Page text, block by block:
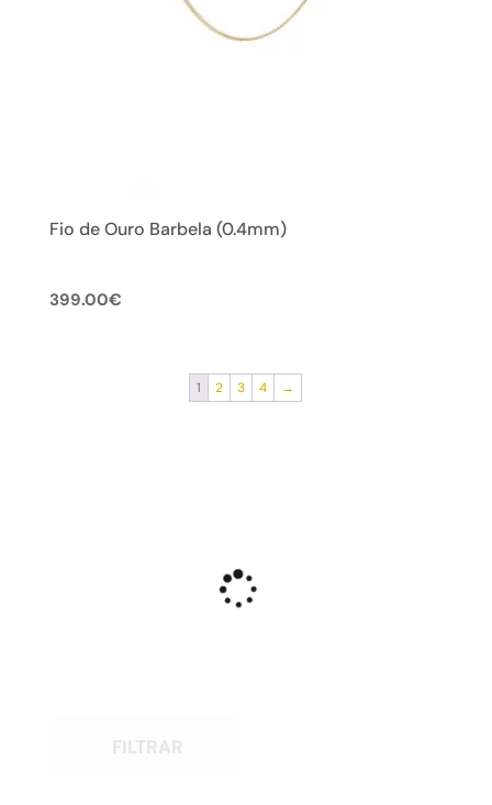
Fio de Ouro Barbela (0.4mm)
399.00€
1 2 3 4 →